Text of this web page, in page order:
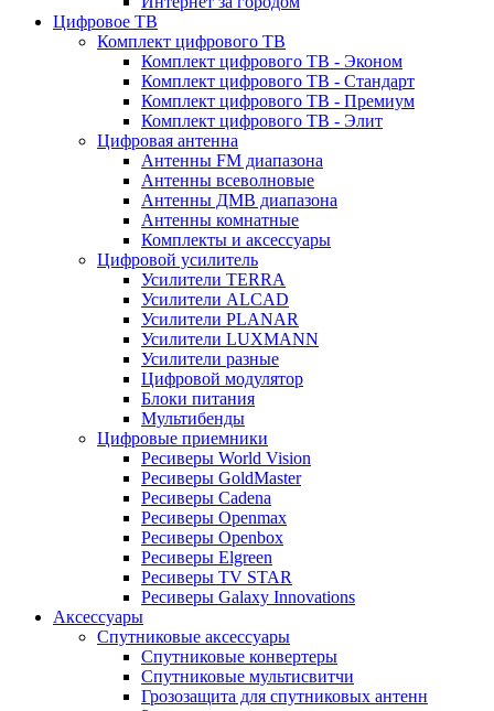
Цифровое ТВ
Комплект цифрового ТВ
Комплект цифрового ТВ - Эконом
Комплект цифрового ТВ - Стандарт
Комплект цифрового ТВ - Премиум
Комплект цифрового ТВ - Элит
Цифровая антенна
Антенны FM диапазона
Антенны всеволновые
Антенны ДМВ диапазона
Антенны комнатные
Комплекты и аксессуары
Цифровой усилитель
Усилители TERRA
Усилители ALCAD
Усилители PLANAR
Усилители LUXMANN
Усилители разные
Цифровой модулятор
Блоки питания
Мультибенды
Цифровые приемники
Ресиверы World Vision
Ресиверы GoldMaster
Ресиверы Cadena
Ресиверы Openmax
Ресиверы Openbox
Ресиверы Elgreen
Ресиверы TV STAR
Ресиверы Galaxy Innovations
Аксессуары
Спутниковые аксессуары
Спутниковые конвертеры
Спутниковые мультисвитчи
Грозозащита для спутниковых антенн